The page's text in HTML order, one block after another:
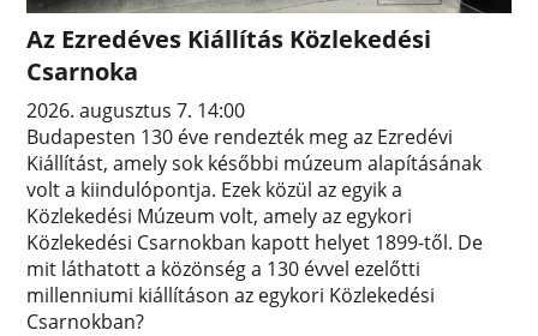
Az Ezredéves Kiállítás Közlekedési
Csarnoka
2026. augusztus 7. 14:00
Budapesten 130 éve rendezték meg az Ezredévi
Kiállítást, amely sok későbbi múzeum alapításának
volt a kiindulópontja. Ezek közül az egyik a
Közlekedési Múzeum volt, amely az egykori
Közlekedési Csarnokban kapott helyet 1899-től. De
mit láthatott a közönség a 130 évvel ezelőtti
millenniumi kiállításon az egykori Közlekedési
Csarnokban?